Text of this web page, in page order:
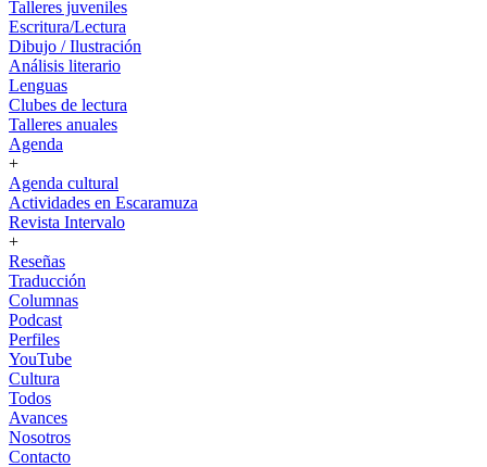
Talleres juveniles
Escritura/Lectura
Dibujo / Ilustración
Análisis literario
Lenguas
Clubes de lectura
Talleres anuales
Agenda
+
Agenda cultural
Actividades en Escaramuza
Revista Intervalo
+
Reseñas
Traducción
Columnas
Podcast
Perfiles
YouTube
Cultura
Todos
Avances
Nosotros
Contacto